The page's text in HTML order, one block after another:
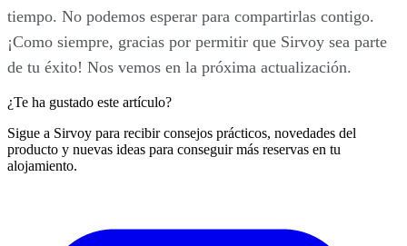
tiempo. No podemos esperar para compartirlas contigo.
¡Como siempre, gracias por permitir que Sirvoy sea parte
de tu éxito! Nos vemos en la próxima actualización.
¿Te ha gustado este artículo?
Sigue a Sirvoy para recibir consejos prácticos, novedades del
producto y nuevas ideas para conseguir más reservas en tu
alojamiento.